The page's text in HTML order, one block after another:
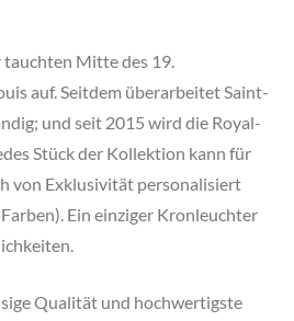
Mitte des 19.
auf. Seitdem überarbeitet Saint-
und seit 2015 wird die Royal-
Stück der Kollektion kann für
von Exklusivität personalisiert
Ein einziger Kronleuchter
Qualität und hochwertigste